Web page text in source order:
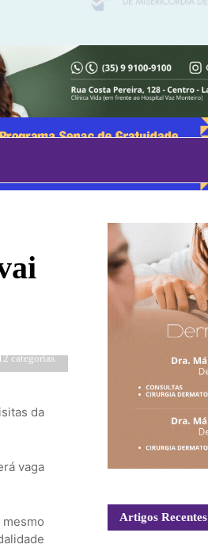
categorias.
da
vaga
Artigos Recentes